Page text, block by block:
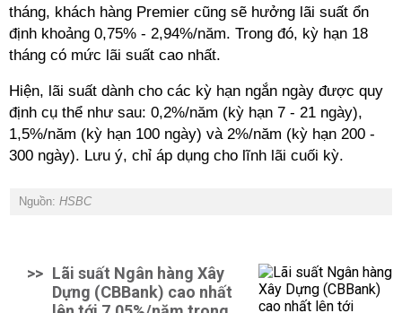
tháng, khách hàng Premier cũng sẽ hưởng lãi suất ổn
định khoảng 0,75% - 2,94%/năm. Trong đó, kỳ hạn 18
tháng có mức lãi suất cao nhất.
Hiện, lãi suất dành cho các kỳ hạn ngắn ngày được quy
định cụ thể như sau: 0,2%/năm (kỳ hạn 7 - 21 ngày),
1,5%/năm (kỳ hạn 100 ngày) và 2%/năm (kỳ hạn 200 -
300 ngày). Lưu ý, chỉ áp dụng cho lĩnh lãi cuối kỳ.
Nguồn: HSBC
>> Lãi suất Ngân hàng Xây
Dựng (CBBank) cao nhất